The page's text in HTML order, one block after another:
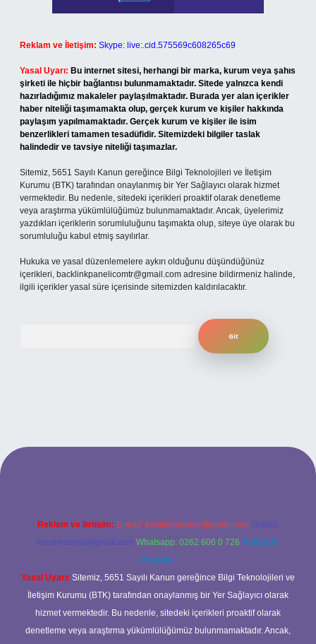
Reklam ve İletişim: Skype: live:.cid.575569c608265c69
Yasal Uyarı: Bu internet sitesi, herhangi bir marka, kurum veya şahıs
şirketi ile hiçbir bağlantısı bulunmamaktadır. Sitede yalnızca kendi
hazırladığımız makaleler paylaşılmaktadır. Burada yer alan içerikler
haber niteliği taşımamakta olup, gerçek kurum ve kişiler hakkında
paylaşım yapılmamaktadır. Gerçek kurum ve kişiler ile isim
benzerlikleri tamamen tesadüfidir. Sitemizdeki bilgiler taslak
halindedir ve tavsiye niteliği taşımazlar.
Sitemiz, 5651 Sayılı Kanun gereğince Bilgi Teknolojileri ve İletişim
Kurumu (BTK) tarafından onaylanmış bir Yer Sağlayıcı olarak hizmet
vermektedir. Bu nedenle, sitedeki içerikleri proaktif olarak denetleme
veya araştırma yükümlülüğümüz bulunmamaktadır. Ancak, üyelerimiz
yazdıkları içeriklerin sorumluluğunu taşımakta olup, siteye üye olarak bu
sorumluluğu kabul etmiş sayılırlar.
Hukuka ve yasal düzenlemelere aykırı olduğunu düşündüğünüz
içerikleri, backlinkpanelicomtr@gmail.com adresine bildirmeniz halinde,
ilgili içerikler yasal süre içerisinde sitemizden kaldırılacaktır.
bahis
Reklam ve İletişim: E-mail: backlinkpaneli@gmail.com Teams:
forumhizmeti@gmail.com Whatsapp: 0262 606 0 726 Telegram:
@karabul
Yasal Uyarı: Sitemiz, 5651 Sayılı Kanun gereğince Bilgi Teknolojileri ve
İletişim Kurumu (BTK) tarafından onaylanmış bir Yer Sağlayıcı olarak
hizmet vermektedir. Bu nedenle, sitedeki içerikleri proaktif olarak
denetleme veya araştırma yükümlülüğümüz bulunmamaktadır. Ancak,